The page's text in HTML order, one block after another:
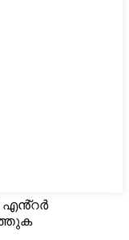
എൻ്റർ